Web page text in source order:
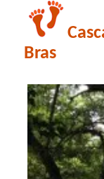
Bras